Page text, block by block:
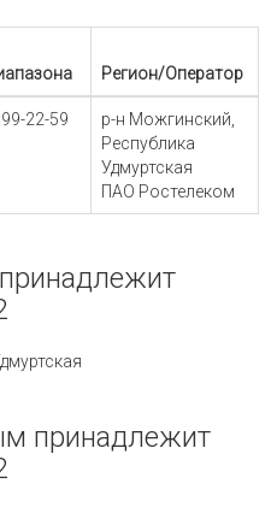
Регион/Оператор
22-59
р-н Можгинский,
Республика
Удмуртская
ПАО Ростелеком
принадлежит